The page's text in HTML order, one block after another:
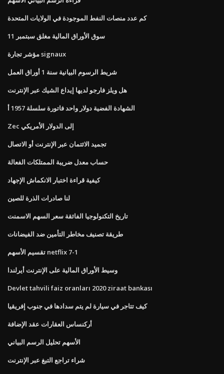
كم عدد منصات النفط الموجودة في الولايات المتحدة
سوق الأوراق المالية مغلق سبتمبر 11
مؤشر تجارة signaux
شريط الرسوم البيانية سنة 1 أوراق العمل
هل ويلز فارجو لديها إيداع الشيك عبر الإنترنت
الشهادة الفضية دولار واحد فاتورة سلسلة 1957 أ
Zec إلى الدولار الأمريكي
تجميد الائتمان عبر الإنترنت أو الاتصال
حساب معدل ضريبة الممتلكات الفعالة
كيفية قراءة اختبار الانكماش الإجهاد
لنا صادرات الذرة للصين
تاريخ التكنولوجيا الفائقة سعر السهم الاسمنت
طريقة تصنيف مخاطر التأمين ضد الفيضانات
تقسيم الأسهم netflix 7-1
وسيط الأوراق المالية على الإنترنت أيرلندا
Devlet tahvili faiz oranları 2020 ziraat bankası
كيف تتاجر في سيارة لم يتم سدادها في جنوب إفريقيا
أركنساس العقارات عقد الإضافة
الأسهم تحليل الرسم البياني
شراء تراجع التبغ عبر الإنترنت